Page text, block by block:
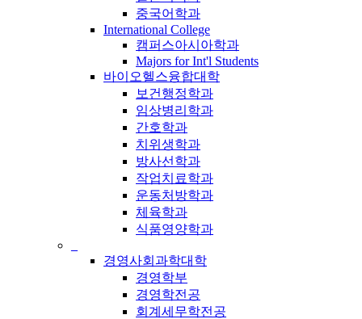
중국어학과
International College
캠퍼스아시아학과
Majors for Int'l Students
바이오헬스융합대학
보건행정학과
임상병리학과
간호학과
치위생학과
방사선학과
작업치료학과
운동처방학과
체육학과
식품영양학과
경영사회과학대학
경영학부
경영학전공
회계세무학전공